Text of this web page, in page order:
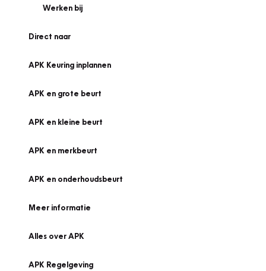
Werken bij
Direct naar
APK Keuring inplannen
APK en grote beurt
APK en kleine beurt
APK en merkbeurt
APK en onderhoudsbeurt
Meer informatie
Alles over APK
APK Regelgeving